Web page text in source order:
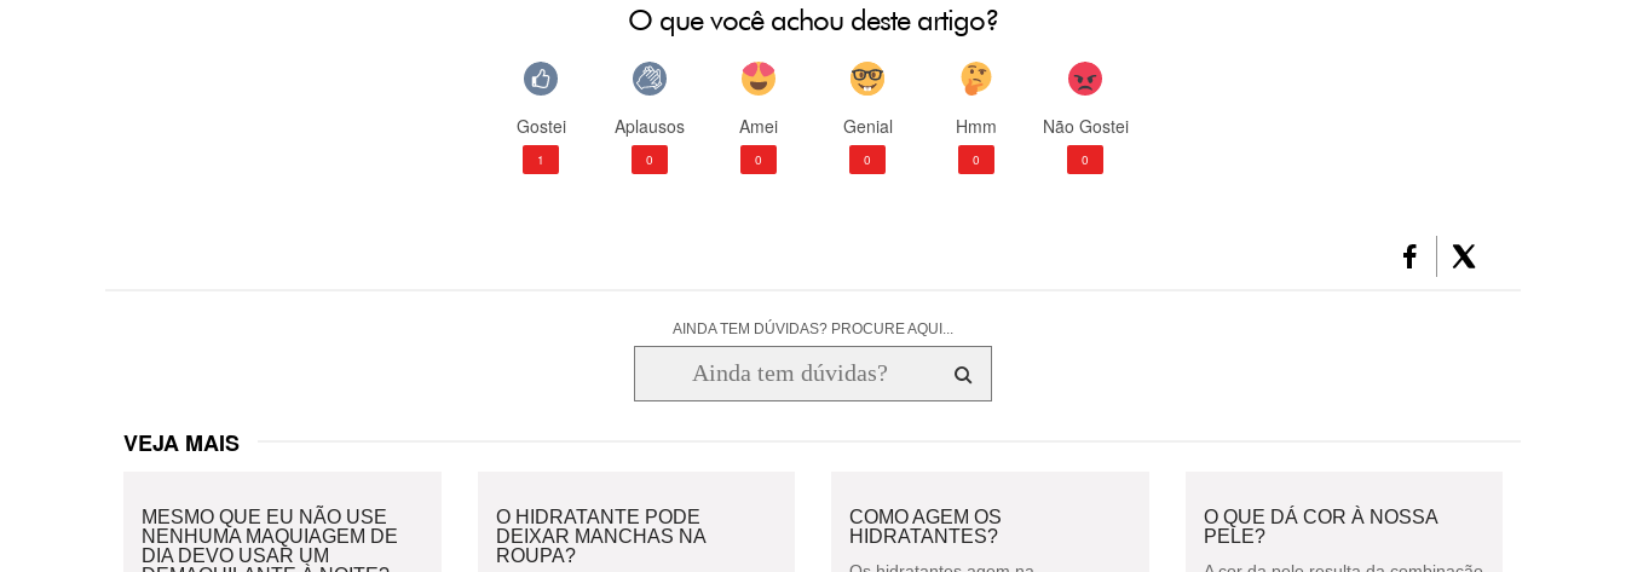
O que você achou deste artigo?
Gostei
1
Aplausos
0
Amei
0
Genial
0
Hmm
0
Não Gostei
0
AINDA TEM DÚVIDAS? PROCURE AQUI...
VEJA MAIS
MESMO QUE EU NÃO USE
NENHUMA MAQUIAGEM DE
DIA DEVO USAR UM
O HIDRATANTE PODE
DEIXAR MANCHAS NA
ROUPA?
COMO AGEM OS
HIDRATANTES?
O QUE DÁ COR À NOSSA
PELE?